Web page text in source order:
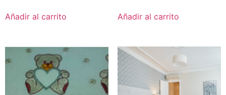
Añadir al carrito Añadir al carrito